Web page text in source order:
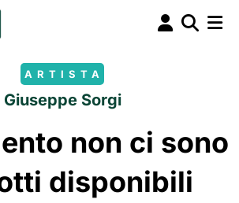
ARTISTA
Giuseppe Sorgi
non ci sono
disponibili